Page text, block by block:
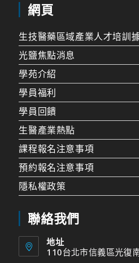
網頁
生技醫藥區域產業人才培訓
光鹽焦點消息
學苑介紹
學員福利
學員回饋
生醫產業熱點
課程報名注意事項
預約報名注意事項
隱私權政策
聯絡我們
地址
110台北市信義區光復